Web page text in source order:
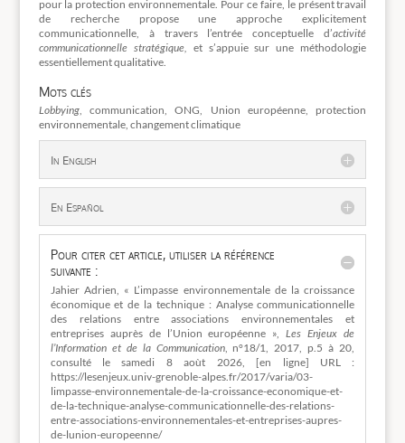
pour la protection environnementale. Pour ce faire, le présent travail
de recherche propose une approche explicitement
communicationnelle, à travers l’entrée conceptuelle d’activité
communicationnelle stratégique, et s’appuie sur une méthodologie
essentiellement qualitative.
Mots clés
Lobbying, communication, ONG, Union européenne, protection
environnementale, changement climatique
In English
En Español
Pour citer cet article, utiliser la référence
suivante :
Jahier Adrien, « L’impasse environnementale de la croissance
économique et de la technique : Analyse communicationnelle
des relations entre associations environnementales et
entreprises auprès de l’Union européenne »,Les Enjeux de
l’Information et de la Communication, n°18/1, 2017, p.5 à 20,
consulté lesamedi 8 aoùt 2026, [en ligne] URL :
https://lesenjeux.univ-grenoble-alpes.fr/2017/varia/03-
limpasse-environnementale-de-la-croissance-economique-et-
de-la-technique-analyse-communicationnelle-des-relations-
entre-associations-environnementales-et-entreprises-aupres-
de-lunion-europeenne/